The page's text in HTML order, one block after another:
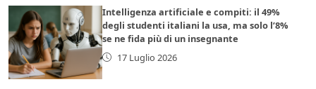
Intelligenza artificiale e compiti: il 49%
degli studenti italiani la usa, ma solo l’8%
se ne fida più di un insegnante
17 Luglio 2026